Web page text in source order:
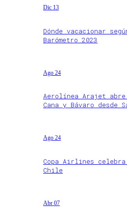
Dic 13
Dónde vacacionar
Barómetro 2023
Ago 24
Aerolínea Arajet abre
Cana y Bávaro desde
Ago 24
Copa Airlines celebra
Chile
Abr 07